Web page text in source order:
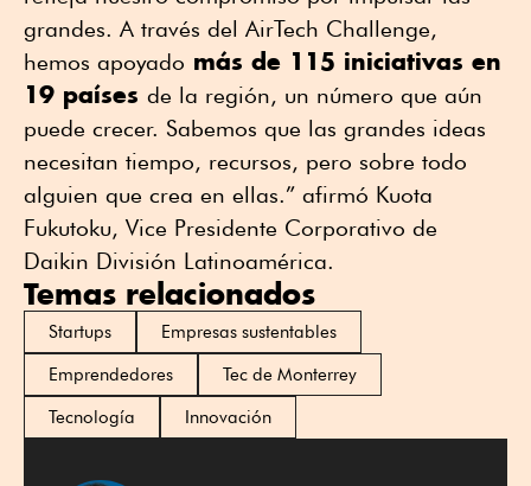
grandes. A través del AirTech Challenge,
hemos apoyado más de 115 iniciativas en
19 países de la región, un número que aún
puede crecer. Sabemos que las grandes ideas
necesitan tiempo, recursos, pero sobre todo
alguien que crea en ellas.” afirmó Kuota
Fukutoku, Vice Presidente Corporativo de
Daikin División Latinoamérica.
Temas relacionados
Startups
Empresas sustentables
Emprendedores
Tec de Monterrey
Tecnología
Innovación